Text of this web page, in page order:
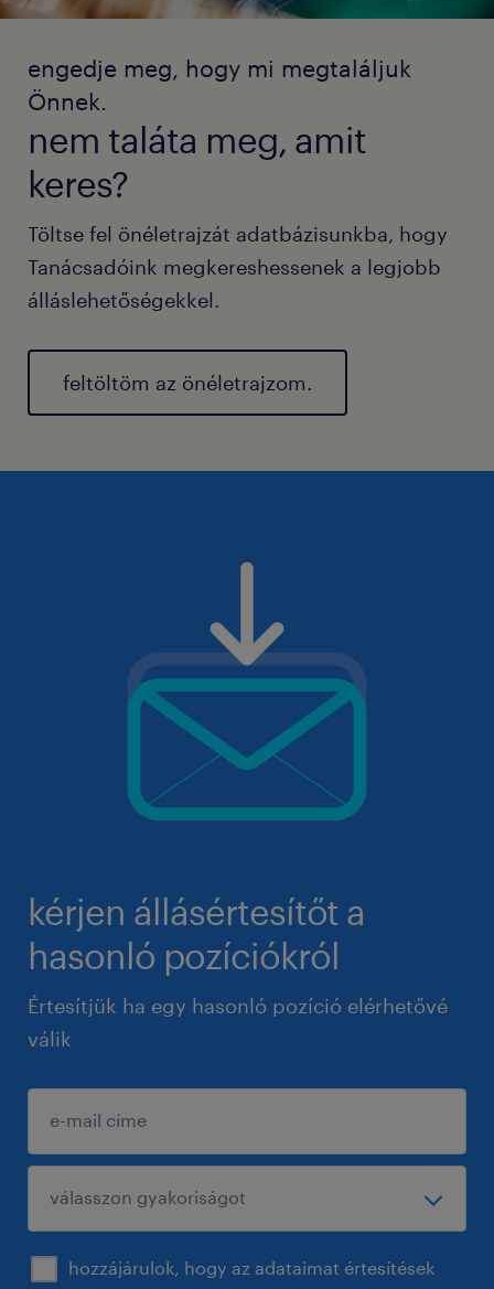
engedje meg, hogy mi megtaláljuk
Önnek.
nem taláta meg, amit
keres?
Töltse fel önéletrajzát adatbázisunkba, hogy
Tanácsadóink megkereshessenek a legjobb
álláslehetőségekkel.
feltöltöm az önéletrajzom.
kérjen állásértesítőt a
hasonló pozíciókról
Értesítjük ha egy hasonló pozíció elérhetővé
válik
hozzájárulok, hogy az adataimat értesítések